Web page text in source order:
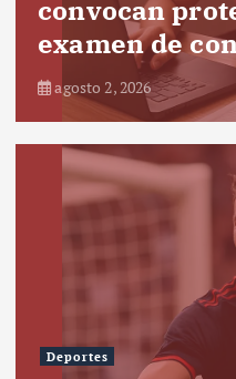
convocan
examen de
agosto 2, 2026
Deportes